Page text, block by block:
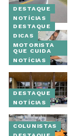
DESTAQUE
NOTÍCIAS
DESTAQUE
DICAS
MOTORISTA
QUE CUIDA
NOTÍCIAS
DESTAQUE
NOTÍCIAS
COLUNISTAS